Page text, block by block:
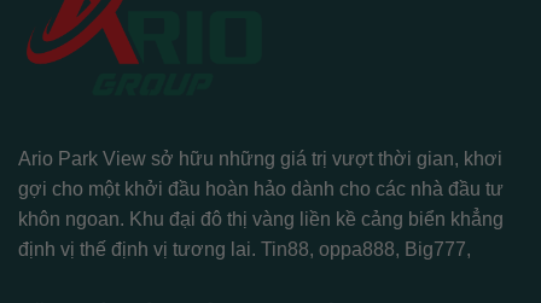
Ario Park View sở hữu những giá trị vượt thời gian, khơi
gợi cho một khởi đầu hoàn hảo dành cho các nhà đầu tư
khôn ngoan. Khu đại đô thị vàng liền kề cảng biển khẳng
định vị thế định vị tương lai. Tin88, oppa888, Big777,